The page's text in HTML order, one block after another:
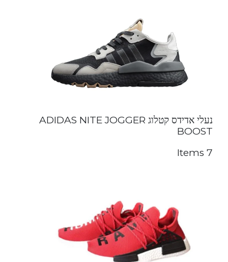
נעלי אדידס קטלוג ADIDAS NITE JOGGER
BOOST
7 Items